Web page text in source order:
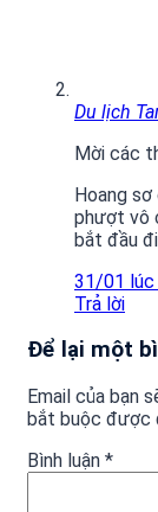
Du lịch
Mời các
Hoang
phượt vô
bắt đầu
31/01 lúc
Trả lời
Để lại một
Email của bạn
bắt buộc được
Bình luận *